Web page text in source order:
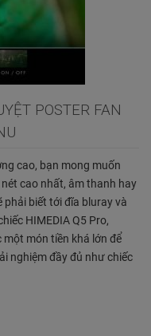
POSTER FAN
cao, bạn mong muốn
cao nhất, âm thanh hay
biết tới đĩa bluray và
HIMEDIA Q5 Pro,
một món tiền khá lớn để
nghiệm đầy đủ như chiếc